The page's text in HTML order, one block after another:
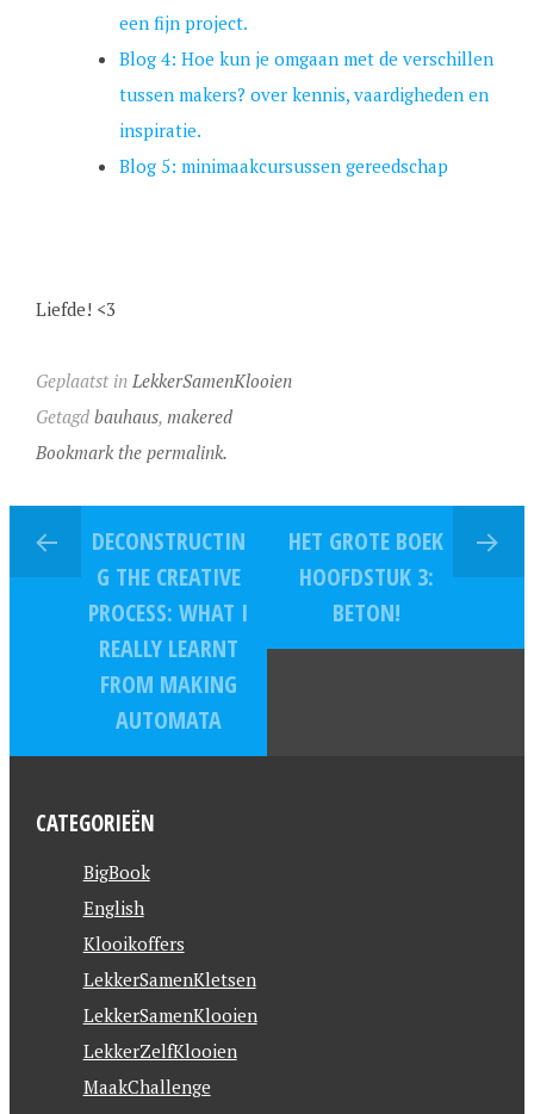
een fijn project.
Blog 4: Hoe kun je omgaan met de verschillen
tussen makers? over kennis, vaardigheden en
inspiratie.
Blog 5: minimaakcursussen gereedschap
Liefde! <3
Geplaatst in LekkerSamenKlooien
Getagd bauhaus, makered
Bookmark the permalink.
DECONSTRUCTIN
G THE CREATIVE
PROCESS: WHAT I
REALLY LEARNT
FROM MAKING
AUTOMATA
HET GROTE BOEK
HOOFDSTUK 3:
BETON!
CATEGORIEËN
BigBook
English
Klooikoffers
LekkerSamenKletsen
LekkerSamenKlooien
LekkerZelfKlooien
MaakChallenge